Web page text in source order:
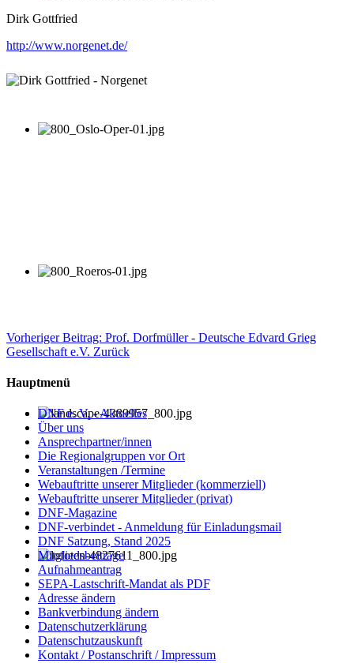
Dirk Gottfried
http://www.norgenet.de/
Vorheriger Beitrag: Prof. Dorfmüller - Deutsche Edvard Grieg
Gesellschaft e.V. Zurück
Hauptmenü
DNF e. V. - Aktuelles
Über uns
Ansprechpartner/innen
Die Regionalgruppen vor Ort
Veranstaltungen /Termine
Webauftritte unserer Mitglieder (kommerziell)
Webauftritte unserer Mitglieder (privat)
DNF-Magazine
DNF-verbindet - Anmeldung für Einladungsmail
DNF Satzung, Stand 2025
Mitgliedsbeiträge
Aufnahmeantrag
SEPA-Lastschrift-Mandat als PDF
Adresse ändern
Bankverbindung ändern
Datenschutzerklärung
Datenschutzauskunft
Kontakt / Postanschrift / Impressum